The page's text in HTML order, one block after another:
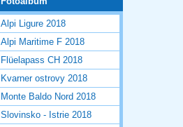
Alpi Ligure 2018
Alpi Maritime F 2018
Flüelapass CH 2018
Kvarner ostrovy 2018
Monte Baldo Nord 2018
Slovinsko - Istrie 2018